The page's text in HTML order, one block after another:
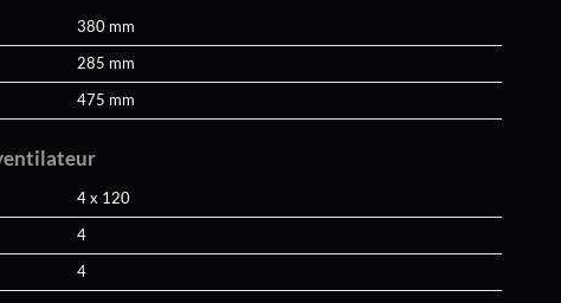
380 mm
285 mm
475 mm
4 x 120
4
4